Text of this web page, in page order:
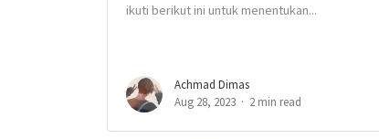
ikuti berikut ini untuk menentukan...
Achmad Dimas
Aug 28, 2023
2 min read